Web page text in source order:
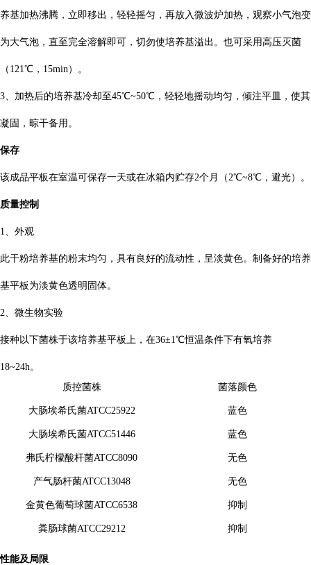
养基加热沸腾，立即移出，轻轻摇匀，再放入微波炉加热，观察小气泡变
为大气泡，直至完全溶解即可，切勿使培养基溢出。也可采用高压灭菌
（121℃，15min）。
3、加热后的培养基冷却至45℃~50℃，轻轻地摇动均匀，倾注平皿，使其
凝固，晾干备用。
保存
该成品平板在室温可保存一天或在冰箱内贮存2个月（2℃~8℃，避光）。
质量控制
1、外观
此干粉培养基的粉末均匀，具有良好的流动性，呈淡黄色。制备好的培养
基平板为淡黄色透明固体。
2、微生物实验
接种以下菌株于该培养基平板上，在36±1℃恒温条件下有氧培养
18~24h。
质控菌株
菌落颜色
大肠埃希氏菌ATCC25922 蓝色
大肠埃希氏菌ATCC51446 蓝色
弗氏柠檬酸杆菌ATCC8090 无色
产气肠杆菌ATCC13048 无色
金黄色葡萄球菌ATCC6538 抑制
粪肠球菌ATCC29212 抑制
性能及局限